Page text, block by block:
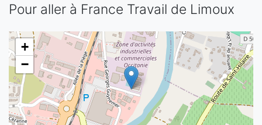
Pour aller à France Travail de Limoux
+
−